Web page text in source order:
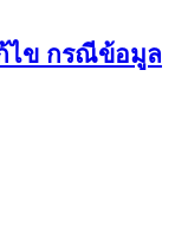
ไข กรณีข้อมูล